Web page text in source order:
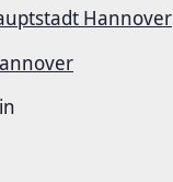
Hannover